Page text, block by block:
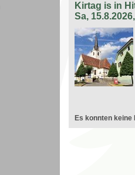
Kirtag is in
Sa,
Es konnten keine